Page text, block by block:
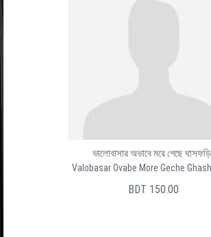
ভালোবাসার অভাবে মরে গেছে
Valobasar Ovabe More Geche
BDT 150.00